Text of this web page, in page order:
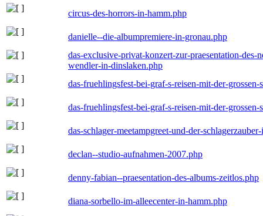
circus-des-horrors-in-hamm.php
danielle--die-albumpremiere-in-gronau.php
das-exclusive-privat-konzert-zur-praesentation-
wendler-in-dinslaken.php
das-fruehlingsfest-bei-graf-s-reisen-mit-der-
das-fruehlingsfest-bei-graf-s-reisen-mit-der-
das-schlager-meetampgreet-und-der-
declan--studio-aufnahmen-2007.php
denny-fabian--praesentation-des-albums-zeitlos.php
diana-sorbello-im-alleecenter-in-hamm.php